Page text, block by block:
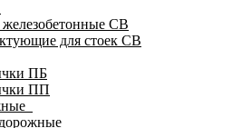
СВ
для стоек СВ
ПБ
ПП